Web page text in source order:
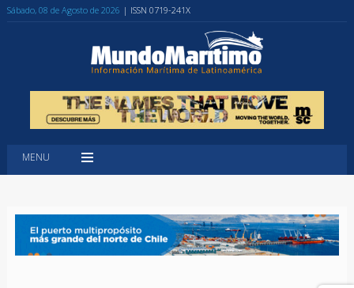
Sábado, 08 de Agosto de 2026 | ISSN 0719-241X
MENU